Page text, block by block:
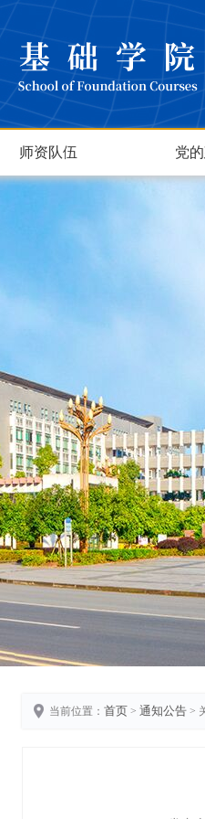
师资队伍 党
当前位置： 首页 > 通知公告 >